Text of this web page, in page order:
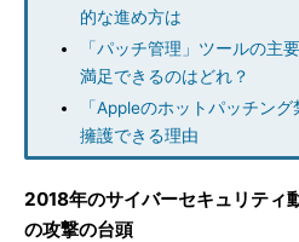
的な進め方は
「パッチ管理」ツールの主
満足できるのはどれ？
「Appleのホットパッチン
擁護できる理由
2018年のサイバーセキュリティ
の攻撃の台頭